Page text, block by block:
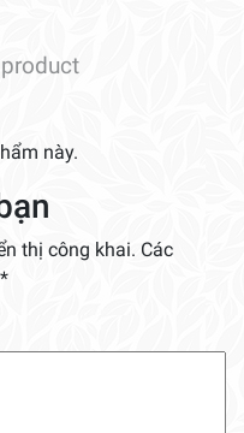
này.
thị công khai. Các
*